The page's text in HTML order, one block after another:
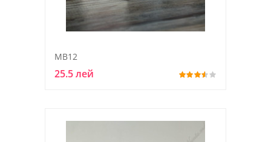
MB12
25.5 лей